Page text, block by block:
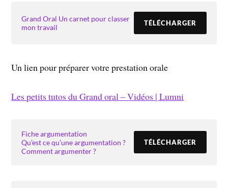
Grand Oral Un carnet pour classer
mon travail
TÉLÉCHARGER
Un lien pour préparer votre prestation orale
Les petits tutos du Grand oral – Vidéos | Lumni
Fiche argumentation
Qu’est ce qu’une argumentation ?
Comment argumenter ?
TÉLÉCHARGER